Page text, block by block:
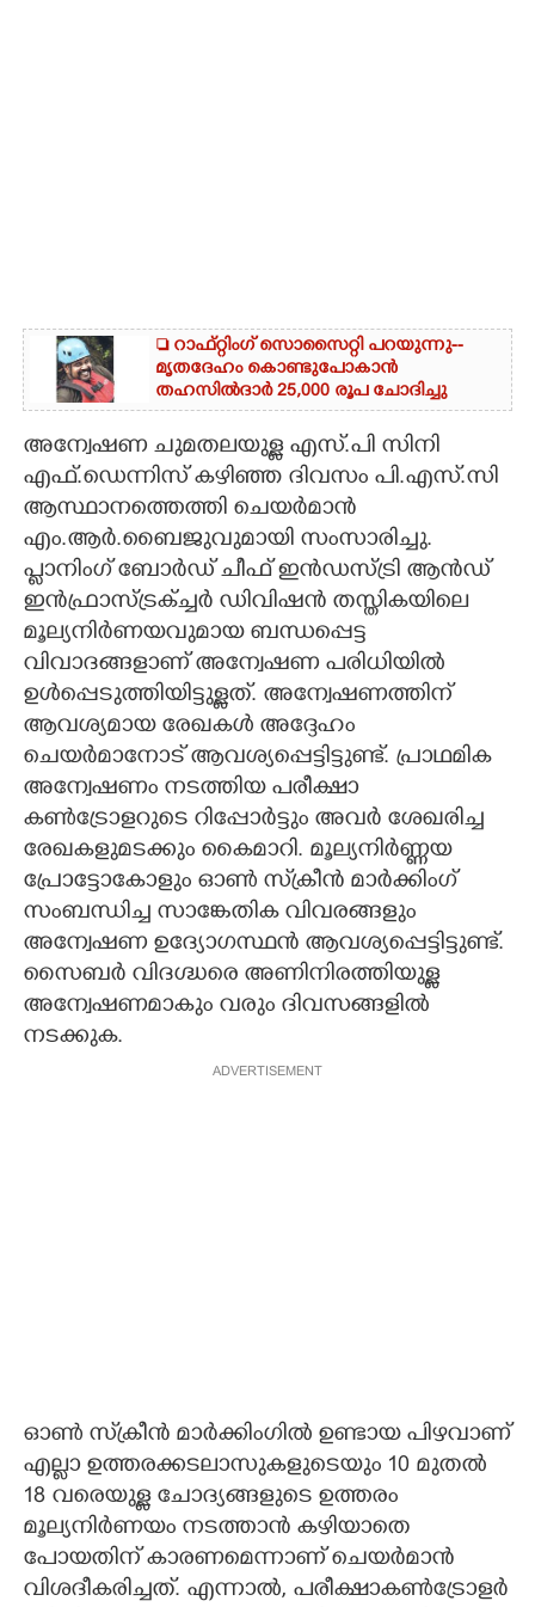
 റാഫ്റ്റിംഗ് സൊസൈറ്റി പറയുന്നു--
മൃതദേഹം കൊണ്ടുപോകാൻ
തഹസിൽദാർ 25,000 രൂപ ചോദിച്ചു
അന്വേഷണ ചുമതലയുള്ള എസ്.പി സിനി
എഫ്.ഡെന്നിസ് കഴിഞ്ഞ ദിവസം പി.എസ്.സി
ആസ്ഥാനത്തെത്തി ചെയർമാൻ
എം.ആർ.ബൈജുവുമായി സംസാരിച്ചു.
പ്ലാനിംഗ് ബോർഡ് ചീഫ് ഇൻഡസ്ട്രി ആൻഡ്
ഇൻഫ്രാസ്ട്രക്ച്ചർ ഡിവിഷൻ തസ്തികയിലെ
മൂല്യനിർണയവുമായ ബന്ധപ്പെട്ട
വിവാദങ്ങളാണ് അന്വേഷണ പരിധിയിൽ
ഉൾപ്പെടുത്തിയിട്ടുള്ളത്. അന്വേഷണത്തിന്
ആവശ്യമായ രേഖകൾ അദ്ദേഹം
ചെയർമാനോട് ആവശ്യപ്പെട്ടിട്ടുണ്ട്. പ്രാഥമിക
അന്വേഷണം നടത്തിയ പരീക്ഷാ
കൺട്രോളറുടെ റിപ്പോർട്ടും അവർ ശേഖരിച്ച
രേഖകളുമടക്കും കൈമാറി. മൂല്യനിർണ്ണയ
പ്രോട്ടോകോളും ഓൺ സ്‌ക്രീൻ മാർക്കിംഗ്
സംബന്ധിച്ച സാങ്കേതിക വിവരങ്ങളും
അന്വേഷണ ഉദ്യോഗസ്ഥൻ ആവശ്യപ്പെട്ടിട്ടുണ്ട്.
സൈബർ വിദഗ്ദ്ധരെ അണിനിരത്തിയുള്ള
അന്വേഷണമാകും വരും ദിവസങ്ങളിൽ
നടക്കുക.
ADVERTISEMENT
ഓൺ സ്‌ക്രീൻ മാർക്കിംഗിൽ ഉണ്ടായ പിഴവാണ്
എല്ലാ ഉത്തരക്കടലാസുകളുടെയും 10 മുതൽ
18 വരെയുള്ള ചോദ്യങ്ങളുടെ ഉത്തരം
മൂല്യനിർണയം നടത്താൻ കഴിയാതെ
പോയതിന് കാരണമെന്നാണ് ചെയർമാൻ
വിശദീകരിച്ചത്. എന്നാൽ,​ പരീക്ഷാകൺട്രോളർ